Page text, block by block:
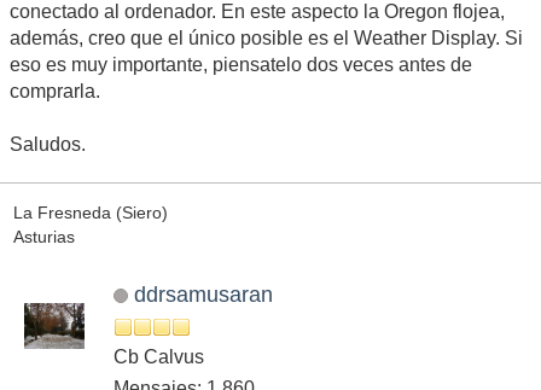
conectado al ordenador. En este aspecto la Oregon flojea,
además, creo que el único posible es el Weather Display. Si
eso es muy importante, piensatelo dos veces antes de
comprarla.
Saludos.
La Fresneda (Siero)
Asturias
ddrsamusaran
Cb Calvus